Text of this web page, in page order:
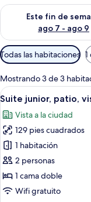
Este fin de
ago 7 - ago 9
Consulta la
Filtros
disponibles
para
las
habitaciones
Todas las habitaciones 1
Mostrando 3 de 3
Abrir
todas
las
fotos
de
Suite
junior,
patio,
10
Suite junior, patio,
Vista a la ciudad
129 pies cuadrados
1 habitación
2 personas
1 cama doble
Wifi gratuito